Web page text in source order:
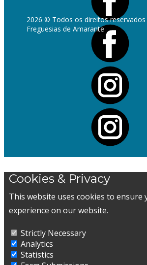
2026 © Todos os direitos reservados
Freguesias de Amarante
Cookies & Privacy
This website uses cookies to ensure
experience on our website.
Strictly Necessary
Analytics
Statistics